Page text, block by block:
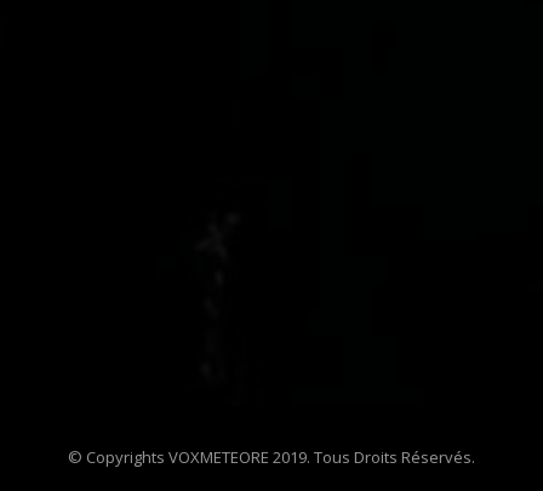
© Copyrights VOXMETEORE 2019. Tous Droits Réservés.